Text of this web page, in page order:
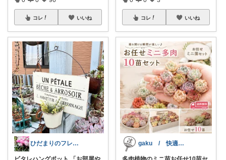
コレ いいね
ひだまりのフレンチ🩷ガーデン
コレ いいね
gaku / 快適な夏暮らし